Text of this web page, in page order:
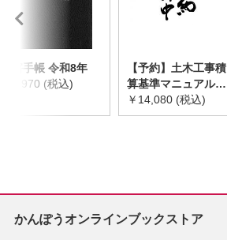
災害手帳 令和8年
￥2,970 (税込)
【予約】土木工事積
算基準マニュアル
令和8年度版
※2026年8月下旬発
￥14,080 (税込)
かんぽうオンラインブックストア